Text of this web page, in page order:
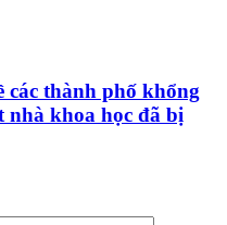
các thành phố khổng
nhà khoa học đã bị